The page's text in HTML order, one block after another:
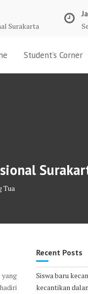
Surakarta
Student’s Corner
Tua
Recent Posts
Siswa baru
kecantikan